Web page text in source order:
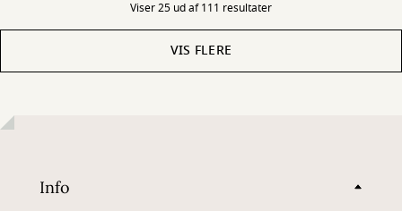
Viser 25 ud af 111 resultater
VIS FLERE
Info